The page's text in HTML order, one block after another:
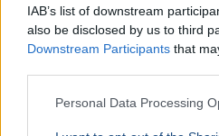
IAB’s list of downstream
also be disclosed by us to third
Downstream Participants that
Personal Data Processing
Utazás